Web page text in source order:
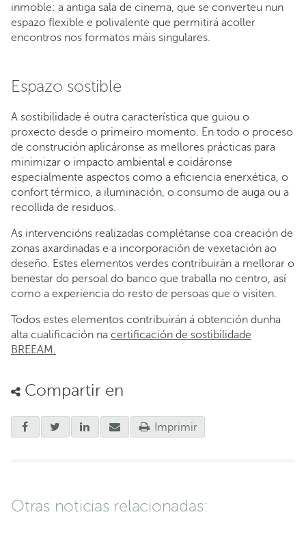
inmoble: a antiga sala de cinema, que se converteu nun
espazo flexible e polivalente que permitirá acoller
encontros nos formatos máis singulares.
Espazo sostible
A sostibilidade é outra característica que guiou o
proxecto desde o primeiro momento. En todo o proceso
de construción aplicáronse as mellores prácticas para
minimizar o impacto ambiental e coidáronse
especialmente aspectos como a eficiencia enerxética, o
confort térmico, a iluminación, o consumo de auga ou a
recollida de residuos.
As intervencións realizadas complétanse coa creación de
zonas axardinadas e a incorporación de vexetación ao
deseño. Estes elementos verdes contribuirán a mellorar o
benestar do persoal do banco que traballa no centro, así
como a experiencia do resto de persoas que o visiten.
Todos estes elementos contribuirán á obtención dunha
alta cualificación na certificación de sostibilidade
BREEAM.
Compartir en
Imprimir
Otras noticias relacionadas: